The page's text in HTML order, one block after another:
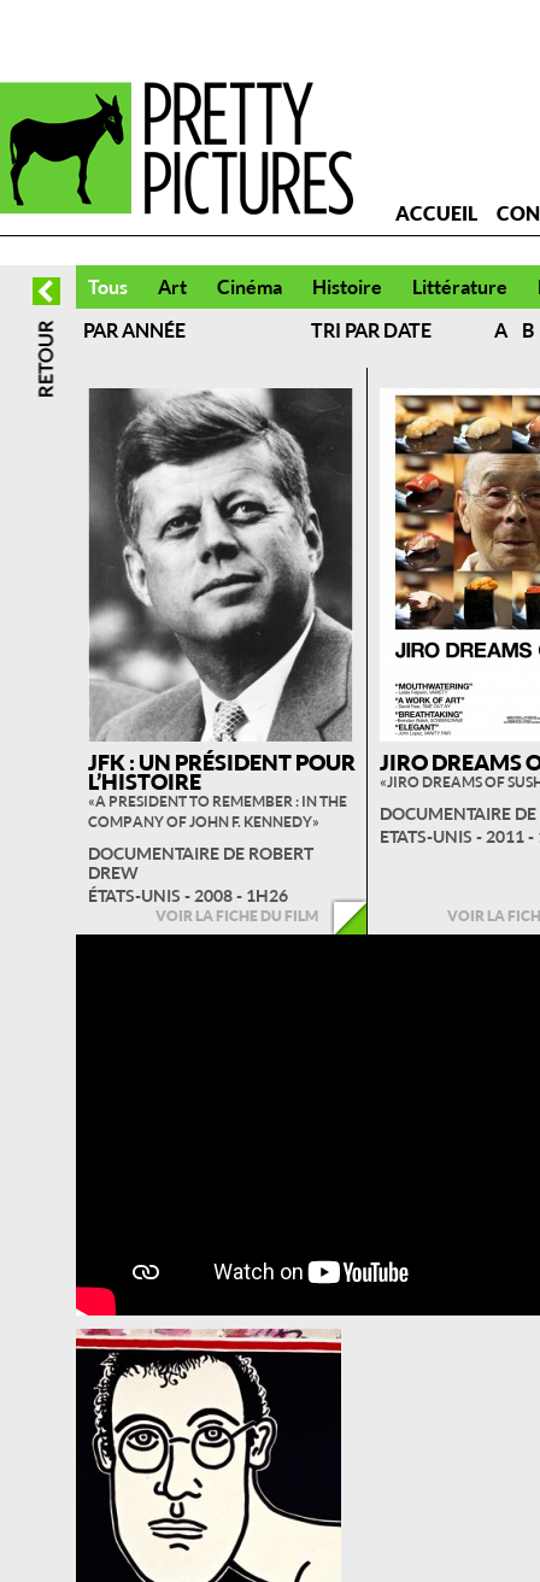
ACCUEIL
Tous Art Cinéma Histoire Littérature
PAR ANNÉE
TRI PAR DATE A B
JFK : UN PRÉSIDENT POUR
L’HISTOIRE
« A PRESIDENT TO REMEMBER : IN THE
COMPANY OF JOHN F. KENNEDY »
DOCUMENTAIRE DE ROBERT
DREW
ÉTATS-UNIS - 2008 - 1H26
VOIR LA FICHE DU FILM
JIRO DREAMS
« JIRO DREAMS OF
DOCUMENTAIRE
ETATS-UNIS - 2011
VOIR LA